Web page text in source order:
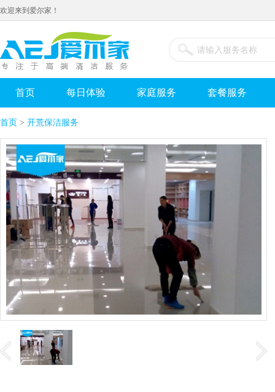
欢迎来到爱尔家！
首页 每日体验 家庭服务 套餐服务
首页 > 开荒保洁服务